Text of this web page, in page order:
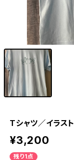
Tシャツ／イラスト
¥3,200
残り1点